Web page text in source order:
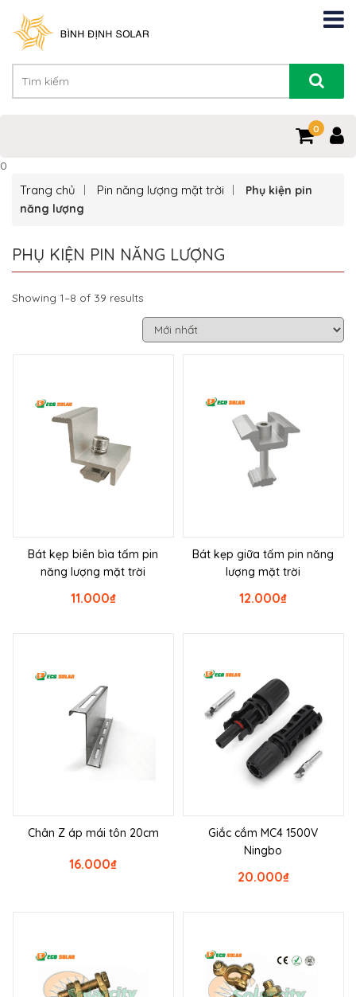
0
0
Trang chủ Pin năng lượng mặt trời
Phụ kiện pin
năng lượng
PHỤ KIỆN PIN NĂNG LƯỢNG
Showing 1–8 of 39 results
Bát kẹp biên bìa tấm pin
năng lượng mặt trời
₫
11.000
Bát kẹp giữa tấm pin năng
lượng mặt trời
₫
12.000
Chân Z áp mái tôn 20cm
₫
16.000
Giắc cắm MC4 1500V
Ningbo
₫
20.000